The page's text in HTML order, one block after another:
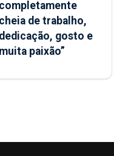
completamente
cheia de trabalho,
dedicação, gosto e
muita paixão”